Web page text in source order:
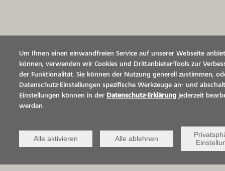
Um Ihnen einen einwandfreien Service auf unserer Webseite
können, verwenden wir Cookies und Drittanbieter-Tools zur
der Funktionalität. Sie können der Nutzung generell zustimmen,
Datenschutz-Einstellungen spezifische Werkzeuge an- und
Einstellungen können in der Datenschutz-Erklärung jederzeit
werden.
Alle aktivieren Alle ablehnen